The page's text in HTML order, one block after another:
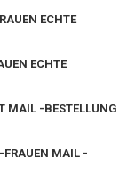
ECHTE
ECHTE
MAIL -BESTELLUNG
FRAUEN MAIL -